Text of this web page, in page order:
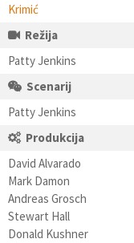
Krimić
Režija
Patty Jenkins
Scenarij
Patty Jenkins
Produkcija
David Alvarado
Mark Damon
Andreas Grosch
Stewart Hall
Donald Kushner